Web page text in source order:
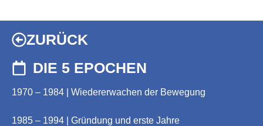
ZURÜCK
DIE 5 EPOCHEN
1970 – 1984 | Wiedererwachen der Bewegung
1985 – 1994 | Gründung und erste Jahre